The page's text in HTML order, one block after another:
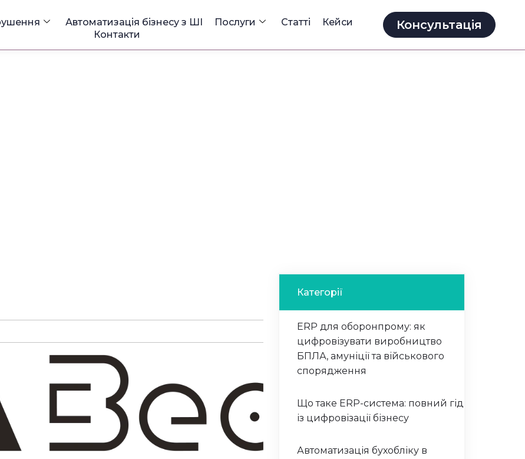
Автоматизація бізнесу з ШІ Послуги Статті
Кейси
Контакти
Консультація
Категорії
ERP для оборонпрому: як
цифровізувати виробництво
БПЛА, амуніції та військового
спорядження
Що таке ERP-система: повний гід
із цифровізації бізнесу
Автоматизація бухобліку в